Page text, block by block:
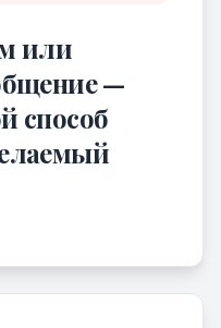
или
—
способ